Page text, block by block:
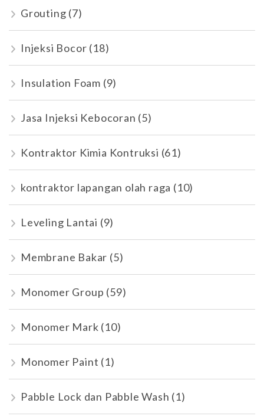
Grouting (7)
Injeksi Bocor (18)
Insulation Foam (9)
Jasa Injeksi Kebocoran (5)
Kontraktor Kimia Kontruksi (61)
kontraktor lapangan olah raga (10)
Leveling Lantai (9)
Membrane Bakar (5)
Monomer Group (59)
Monomer Mark (10)
Monomer Paint (1)
Pabble Lock dan Pabble Wash (1)